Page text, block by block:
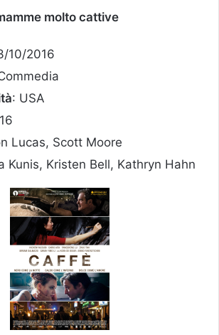
molto cattive
10/2016
: USA
Lucas, Scott Moore
Kunis, Kristen Bell, Kathryn Hahn